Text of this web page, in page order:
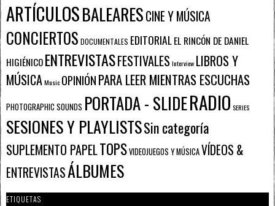
ARTÍCULOSBALEARESCINE Y MÚSICA
CONCIERTOS DOCUMENTALES EDITORIALEL RINCÓN DE DANIEL
HIGIÉNICOENTREVISTASFESTIVALESInterview LIBROS Y
MÚSICAMusic OPINIÓNPARA LEER MIENTRAS ESCUCHAS
PHOTOGRAPHIC SOUNDS PORTADA - SLIDERADIO SERIES
SESIONES Y PLAYLISTSSin categoría
SUPLEMENTO PAPELTOPSVIDEOJUEGOS Y MÚSICAVÍDEOS &
ENTREVISTASÁLBUMES
ETIQUETAS